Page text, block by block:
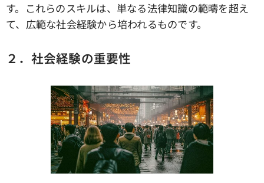
す。これらのスキルは、単なる法律知識の範疇を超え
て、広範な社会経験から培われるものです。
２．社会経験の重要性